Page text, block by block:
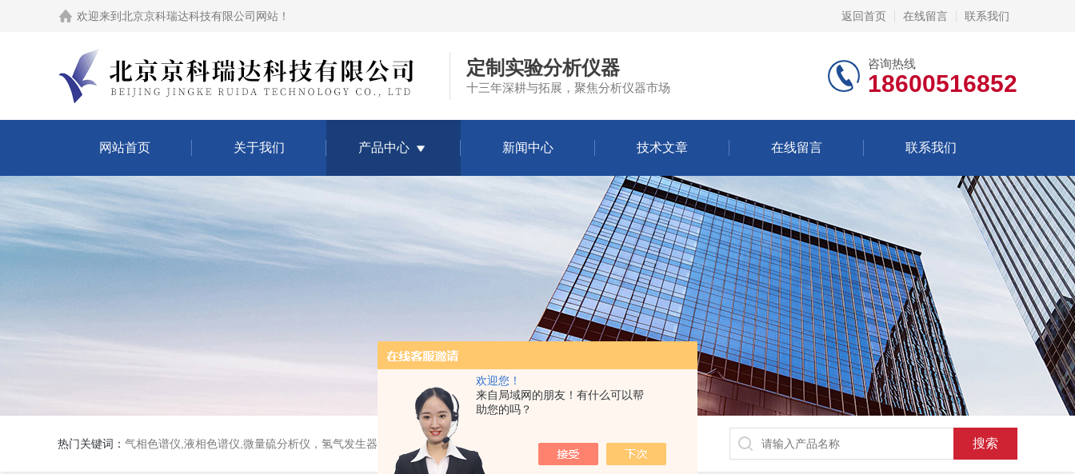
欢迎您！
来自局域网的朋友！有什么可以帮
助您的吗？
欢迎来到 北京京科瑞达科技有限公司网站 ！ 返回首页 在线留言 联系我们
定制实验分析仪器
十三年深耕与拓展，聚焦分析仪器市场
咨询热线
18600516852
网站首页 关于我们 产品中心 新闻中心 技术文章 在线留言 联系我们
热门关键词： 气相色谱仪,液相色谱仪,微量硫分析仪，氢气发生器，氮气发生器，空气发生器，色谱耗件（N2000色谱工作站，色谱柱、阀件、进样器、色谱担体），顶空进样器，热解析仪，紫外分光光度计，原子吸收分光光度计，傅立叶红外光谱仪，分析天平等常规实验室产品。